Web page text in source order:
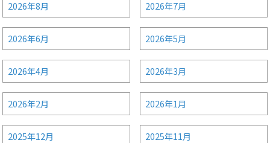
2026年8月 2026年7月
2026年6月 2026年5月
2026年4月 2026年3月
2026年2月 2026年1月
2025年12月 2025年11月